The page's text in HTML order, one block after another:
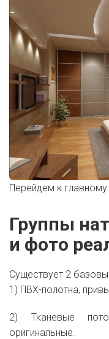
Перейдем к главному.
Группы
и фото
Существует 2
1) ПВХ-полотна,
2) Тканевые
оригинальные.